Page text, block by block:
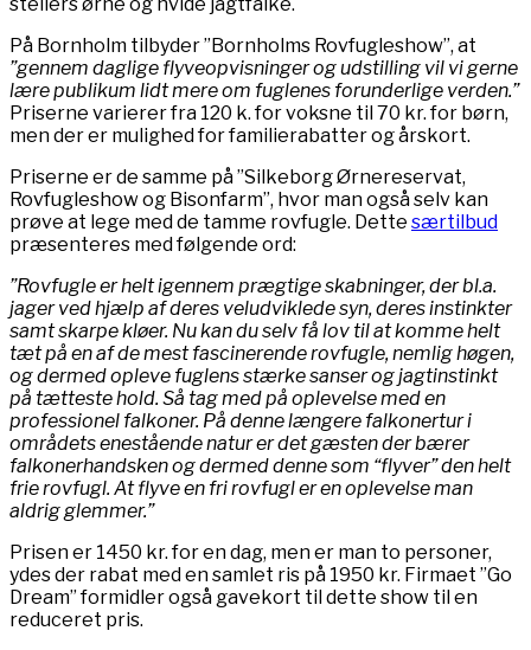
På Bornholm tilbyder ”Bornholms Rovfugleshow”, at
”gennem daglige flyveopvisninger og udstilling vil vi gerne
lære publikum lidt mere om fuglenes forunderlige verden.”
Priserne varierer fra 120 k. for voksne til 70 kr. for børn,
men der er mulighed for familierabatter og årskort.
Priserne er de samme på ”Silkeborg Ørnereservat,
Rovfugleshow og Bisonfarm”, hvor man også selv kan
prøve at lege med de tamme rovfugle. Dette særtilbud
præsenteres med følgende ord:
”Rovfugle er helt igennem prægtige skabninger, der bl.a.
jager ved hjælp af deres veludviklede syn, deres instinkter
samt skarpe kløer. Nu kan du selv få lov til at komme helt
tæt på en af de mest fascinerende rovfugle, nemlig høgen,
og dermed opleve fuglens stærke sanser og jagtinstinkt
på tætteste hold. Så tag med på oplevelse med en
professionel falkoner. På denne længere falkonertur i
områdets enestående natur er det gæsten der bærer
falkonerhandsken og dermed denne som “flyver” den helt
frie rovfugl. At flyve en fri rovfugl er en oplevelse man
aldrig glemmer.”
Prisen er 1450 kr. for en dag, men er man to personer,
ydes der rabat med en samlet ris på 1950 kr. Firmaet ”Go
Dream” formidler også gavekort til dette show til en
reduceret pris.